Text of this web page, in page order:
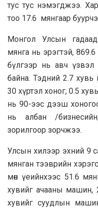
тус тус нэмэгджээ.
тоо 17.6 мянгаар
Монгол Улсын
мянга нь эрэгтэй,
бүлгээр нь авч
байна. Тэдний 2.7 хувь
30 хүртэл хоног, 0.5
нь 90-ээс дээш
нь албан /
зорилгоор зорчжээ.
Улсын хилээр эхний 9
мянган тээврийн
мөн үеийнхээс 51.6
хувийг ачааны машин,
хувийг суудлын